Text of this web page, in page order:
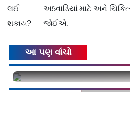
લઈ
શકાય?
અઠવાડિયાં માટે અને
જોઈએ.
આ પણ વાંચો
undefined